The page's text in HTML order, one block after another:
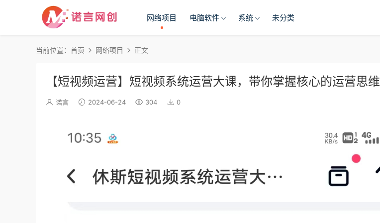
网络项目 电脑软件 系统 未分类
当前位置： 首页 网络项目 正文
【短视频运营】短视频系统运营大课，带你掌握核心的运营思维
诺言 2024-06-24 304 0